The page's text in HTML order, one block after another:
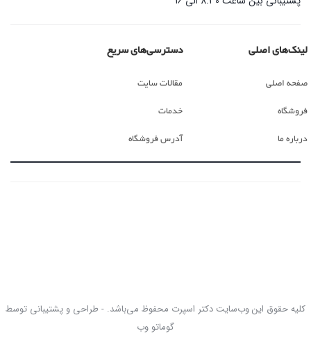
لینک‌های اصلی
صفحه اصلی
فروشگاه
درباره ما
دسترسی‌های سریع
مقالات سایت
خدمات
آدرس فروشگاه
کلیه حقوق این وب‌سایت دکتر اسپرت محفوظ می‌باشد. - طراحی و پشتیبانی توسط
گوماتو وب